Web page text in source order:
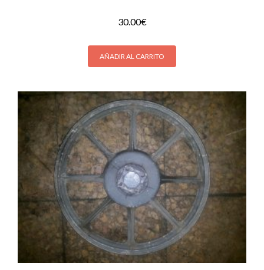
30.00€
AÑADIR AL CARRITO